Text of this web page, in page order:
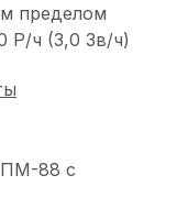
пределом
Р/ч (3,0 Зв/ч)
88 с